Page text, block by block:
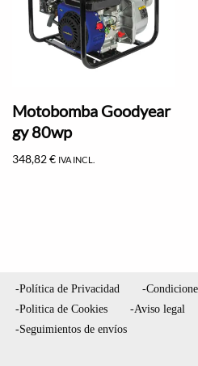
Motobomba Goodyear
gy 80wp
348,82€ IVA INCL.
-Política de Privacidad
-
-Politica de Cookies
-Aviso legal
-Seguimientos de envíos